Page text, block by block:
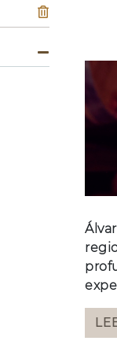
CASA DALMASES
POCHS
LA MINERA
COÑAC